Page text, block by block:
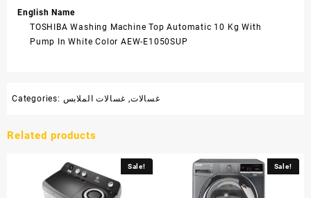
English Name
TOSHIBA Washing Machine Top Automatic 10 Kg With
Pump In White Color AEW-E1050SUP
Categories: غسالات, غسالات الملابس
Related products
Sale! Sale!